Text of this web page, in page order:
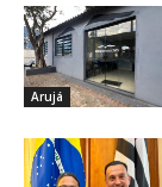
Arujá